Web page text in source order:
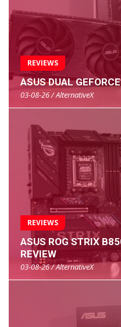
REVIEWS
ASUS DUAL
03-08-26 / AlternativeX
REVIEWS
ASUS ROG STRIX
REVIEW
03-08-26 / AlternativeX